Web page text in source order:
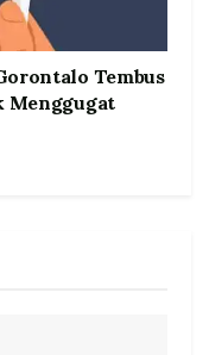
Tembus
Menggugat